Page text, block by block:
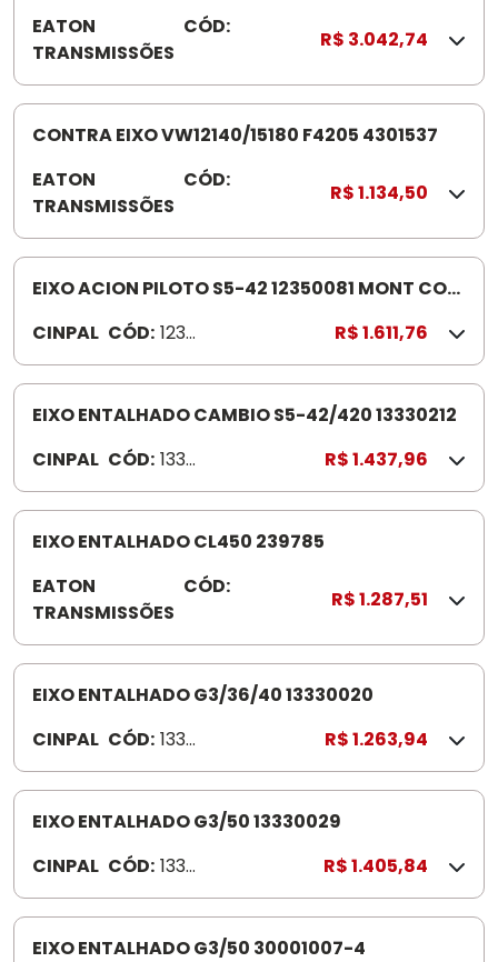
EATON
TRANSMISSÕES
CÓD:
0
1
1
R$ 3.042,74
CONTRA EIXO VW12140/15180 F4205 4301537
EATON
TRANSMISSÕES
CÓD:
0
1
5
R$ 1.134,50
EIXO ACION PILOTO S5-42 12350081 MONT COM
CINPAL CÓD: 1235
0081
R$ 1.611,76
EIXO ENTALHADO CAMBIO S5-42/420 13330212
CINPAL CÓD: 1333
0212
R$ 1.437,96
EIXO ENTALHADO CL450 239785
EATON
TRANSMISSÕES
CÓD:
9
7
8
R$ 1.287,51
EIXO ENTALHADO G3/36/40 13330020
CINPAL CÓD: 1333
002
0
R$ 1.263,94
EIXO ENTALHADO G3/50 13330029
CINPAL CÓD: 1333
0029
R$ 1.405,84
EIXO ENTALHADO G3/50 30001007-4